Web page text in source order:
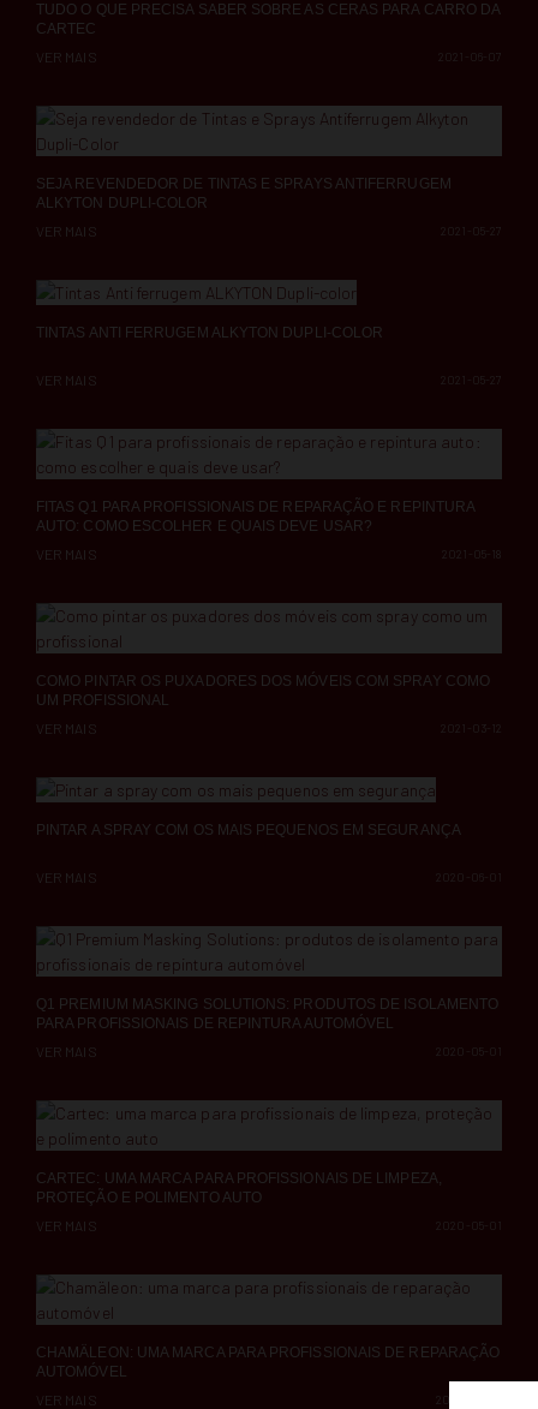
TUDO O QUE PRECISA SABER SOBRE AS CERAS PARA CARRO DA
CARTEC
2021-06-07
VER MAIS
SEJA REVENDEDOR DE TINTAS E SPRAYS ANTIFERRUGEM
ALKYTON DUPLI-COLOR
2021-05-27
VER MAIS
TINTAS ANTI FERRUGEM ALKYTON DUPLI-COLOR
2021-05-27
VER MAIS
FITAS Q1 PARA PROFISSIONAIS DE REPARAÇÃO E REPINTURA
AUTO: COMO ESCOLHER E QUAIS DEVE USAR?
2021-05-18
VER MAIS
COMO PINTAR OS PUXADORES DOS MÓVEIS COM SPRAY COMO
UM PROFISSIONAL
VER MAIS
PINTAR A SPRAY COM OS MAIS PEQUENOS EM SEGURANÇA
VER MAIS
Q1 PREMIUM MASKING SOLUTIONS: PRODUTOS DE ISOLAMENTO
PARA PROFISSIONAIS DE REPINTURA AUTOMÓVEL
VER MAIS
CARTEC: UMA MARCA PARA PROFISSIONAIS DE LIMPEZA,
PROTEÇÃO E POLIMENTO AUTO
VER MAIS
CHAMÄLEON: UMA MARCA PARA PROFISSIONAIS DE REPARAÇÃO
AUTOMÓVEL
VER MAIS